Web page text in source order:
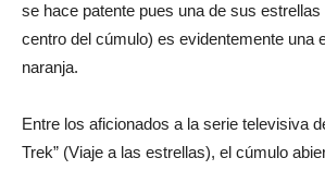
se hace patente pues una de sus
centro del cúmulo) es evidentemente una
naranja.
Entre los aficionados a la serie televisiva
Trek” (Viaje a las estrellas), el cúmulo